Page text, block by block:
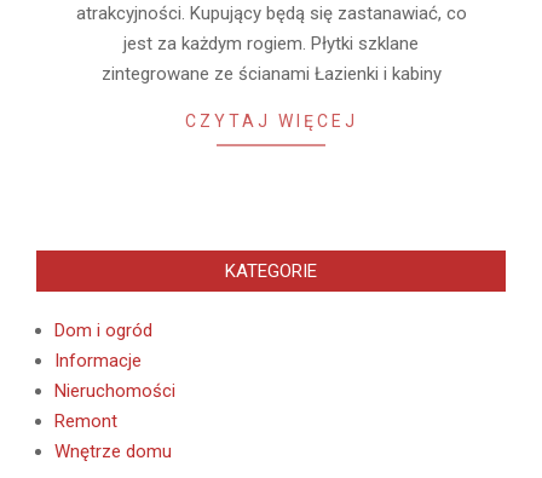
atrakcyjności. Kupujący będą się zastanawiać, co
jest za każdym rogiem. Płytki szklane
zintegrowane ze ścianami Łazienki i kabiny
CZYTAJ WIĘCEJ
KATEGORIE
Dom i ogród
Informacje
Nieruchomości
Remont
Wnętrze domu